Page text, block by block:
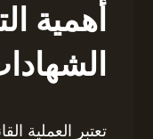
أهمية
تعتبر العملية